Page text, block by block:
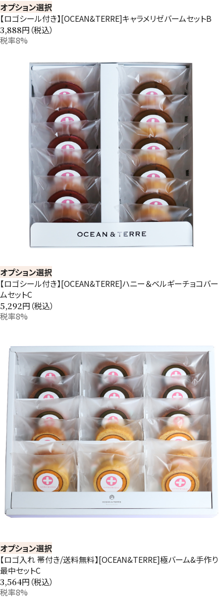
オプション選択
【ロゴシール付き】[OCEAN&TERRE]キャラメリゼバームセットB
3,888円（税込）
税率8%
オプション選択
【ロゴシール付き】[OCEAN&TERRE]ハニー＆ベルギーチョコバー
ムセットC
5,292円（税込）
税率8%
オプション選択
【ロゴ入れ 帯付き/送料無料】[OCEAN&TERRE]極バーム&手作り
最中セットC
3,564円（税込）
税率8%